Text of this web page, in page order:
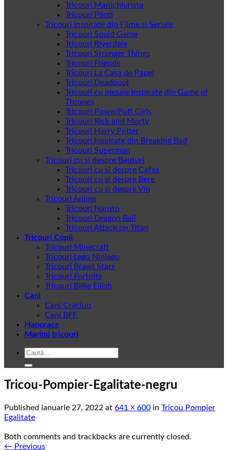
Tricouri Manichiurista
Tricouri Piloti
Tricouri inspirate din Filme si Seriale
Tricouri Squid Game
Tricouri Riverdale
Tricouri Stranger Things
Tricouri Friends
Tricouri La Casa de Papel
Tricouri Deadpool
Tricouri cu mesaje inspirate din Game of
Thrones
Tricouri PowerPuff Girls
Tricouri Rick and Morty
Tricouri Harry Potter
Tricouri Inspirate din Breaking Bad
Tricouri Superman
Tricouri cu si despre Bauturi
Tricouri cu si despre Cafea
Tricouri cu si despre Bere
Tricouri cu si despre Vin
Tricouri Anime
Tricouri Naruto
Tricouri Dragon Ball
Tricouri Attack on Titan
Tricouri Copii
Tricouri Minecraft
Tricouri Lego Ninjago
Tricouri Brawl Stars
Tricouri Fortnite
Tricouri Billie Eilish
Cani
Cani Craciun
Cani BFF
Hanorace
Marimi tricouri
Caută
Tricou-Pompier-Egalitate-negru
Published ianuarie 27, 2022 at 641 × 600 in Tricou Pompier
Egalitate
Both comments and trackbacks are currently closed.
← Previous